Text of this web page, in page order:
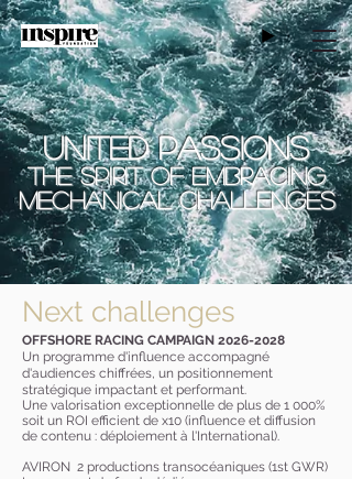
united passions
THE SPIRIT OF EMBRACING
MECHANICAL CHALLENGES
Next challenges
OFFSHORE RACING CAMPAIGN 2026-2028
Un programme d'influence accompagné
d'audiences chiffrées, un positionnement
stratégique impactant et performant.
Une valorisation exceptionnelle de plus de 1 000%
soit un ROI efficient de x10 (influence et diffusion
de contenu : déploiement à l'International).​​​​
AVIRON 2 productions transocéaniques (1st GWR)